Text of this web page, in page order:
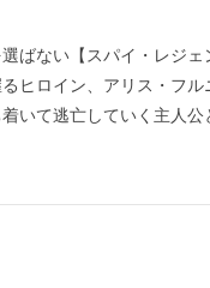
ばない【スパイ・レジ
ヒロイン、アリス・フ
いて逃亡していく主人